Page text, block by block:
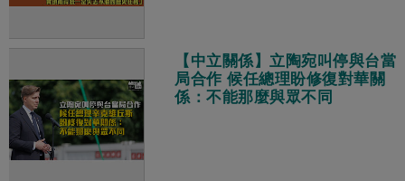
【中立關係】立陶宛叫停與台當
局合作 候任總理盼修復對華關
係：不能那麼與眾不同